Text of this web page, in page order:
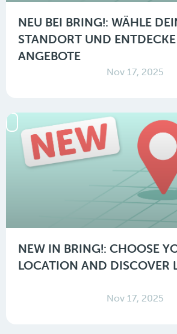
NEU BEI BRING!: WÄHLE
STANDORT UND
ANGEBOTE
Nov 17, 2025
NEW IN BRING!: CHOOSE
LOCATION AND DISCOVER
Nov 17, 2025